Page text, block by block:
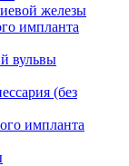
железы
импланта
вульвы
(без
импланта